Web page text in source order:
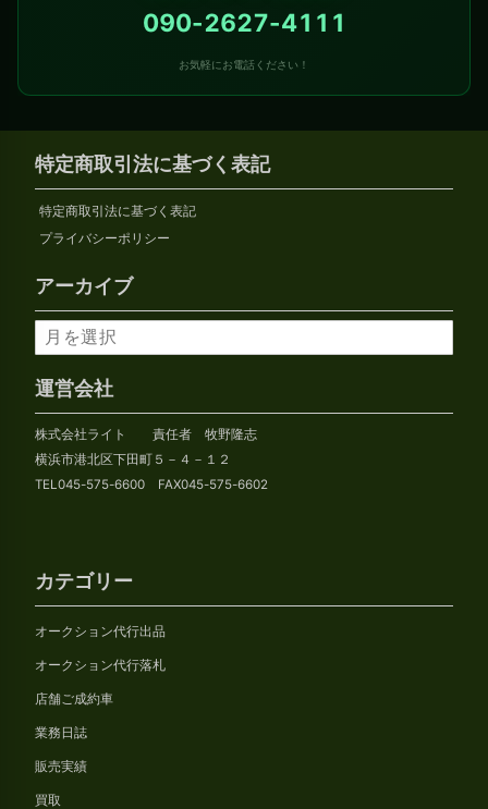
090-2627-4111
お気軽にお電話ください！
特定商取引法に基づく表記
特定商取引法に基づく表記
プライバシーポリシー
アーカイブ
ア
ー
カ
イ
ブ
運営会社
株式会社ライト 責任者 牧野隆志
横浜市港北区下田町５－４－１２
TEL045-575-6600 FAX045-575-6602
カテゴリー
オークション代行出品
オークション代行落札
店舗ご成約車
業務日誌
販売実績
買取